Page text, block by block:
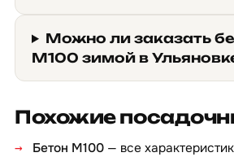
Можно ли заказать
М100 зимой в
Похожие
Бетон М100 — все